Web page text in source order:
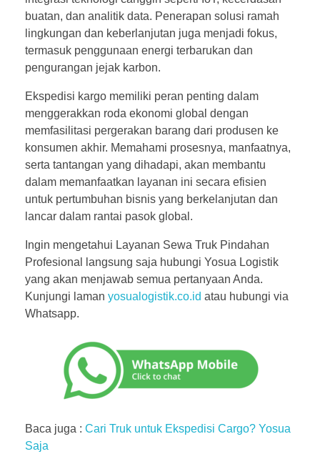
buatan, dan analitik data. Penerapan solusi ramah
lingkungan dan keberlanjutan juga menjadi fokus,
termasuk penggunaan energi terbarukan dan
pengurangan jejak karbon.
Ekspedisi kargo memiliki peran penting dalam
menggerakkan roda ekonomi global dengan
memfasilitasi pergerakan barang dari produsen ke
konsumen akhir. Memahami prosesnya, manfaatnya,
serta tantangan yang dihadapi, akan membantu
dalam memanfaatkan layanan ini secara efisien
untuk pertumbuhan bisnis yang berkelanjutan dan
lancar dalam rantai pasok global.
Ingin mengetahui Layanan Sewa Truk Pindahan
Profesional langsung saja hubungi Yosua Logistik
yang akan menjawab semua pertanyaan Anda.
Kunjungi laman yosualogistik.co.id atau hubungi via
Whatsapp.
Baca juga : Cari Truk untuk Ekspedisi Cargo? Yosua
Saja